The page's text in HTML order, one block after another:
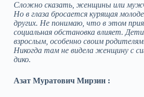
Сложно сказать, женщины или
Но в глаза бросается курящая
других. Не понимаю, что в этом
социальная обстановка влияет.
взрослым, особенно своим
Никогда там не видела женщину с
дико.
Азат Муратович Мирзин :